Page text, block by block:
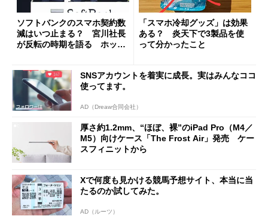
ソフトバンクのスマホ契約数
減はいつ止まる？ 宮川社長
が反転の時期を語る ホッピ
「スマホ冷却グッズ」は効果
ある？ 炎天下で3製品を使
って分かったこと
SNSアカウントを着実に成長。実はみんなココ
使ってます。
AD（Dreaw合同会社）
厚さ約1.2mm、“ほぼ、裸”のiPad Pro（M4／
M5）向けケース「The Frost Air」発売 ケー
スフィニットから
Xで何度も見かける競馬予想サイト、本当に当
たるのか試してみた。
AD（ルーツ）